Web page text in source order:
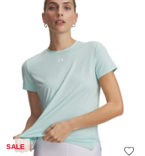
SALE